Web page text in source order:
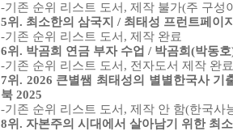
-기존 순위 리스트 도서, 제작 불가(주 구성
5위. 최소한의 삼국지 / 최태성 프런트페이
-기존 순위 리스트 도서, 제작 완료
6위. 박곰희 연금 부자 수업 / 박곰희(박동
-기존 순위 리스트 도서, 전자도서 제작 완료
7위. 2026 큰별쌤 최태성의 별별한국사
북 2025
-기존 순위 리스트 도서, 제작 안 함(한국사
8위. 자본주의 시대에서 살아남기 위한 최